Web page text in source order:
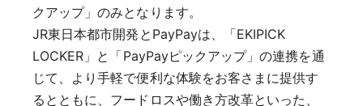
クアップ」のみとなります。
JR東日本都市開発とPayPayは、「EKIPICK
LOCKER」と「PayPayピックアップ」の連携を通
じて、より手軽で便利な体験をお客さまに提供す
るとともに、フードロスや働き方改革といった、